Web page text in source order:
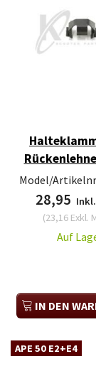
Model/
28,95
(23,16Exkl.
Auf
IN DEN
APE 50 E2+E4